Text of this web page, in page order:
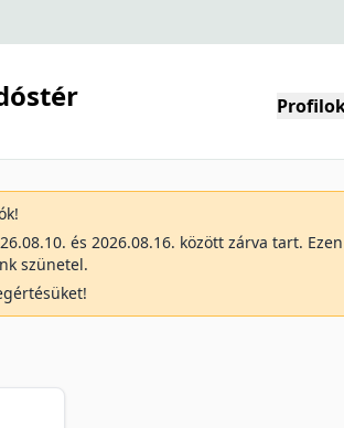
és 2026.08.16. között zárva tart.
szünetel.